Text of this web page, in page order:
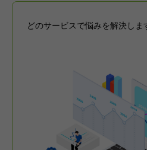
どのサービスで悩みを解決しま